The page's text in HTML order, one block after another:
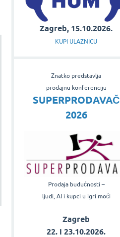
Zagreb, 15.10.2026.
KUPI ULAZNICU
Znatko predstavlja
prodajnu konferenciju
SUPERPRODAVAČ
2026
Prodaja budućnosti –
ljudi, AI i kupci u igri moći
Zagreb
22. i 23.10.2026.